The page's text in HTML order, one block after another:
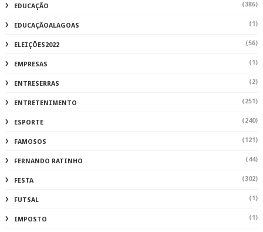
EDUCAÇÃO (386)
EDUCAÇÃOALAGOAS (1)
ELEIÇÕES2022 (56)
EMPRESAS (1)
ENTRESERRAS (2)
ENTRETENIMENTO (251)
ESPORTE (240)
FAMOSOS (121)
FERNANDO RATINHO (44)
FESTA (302)
FUTSAL (1)
IMPOSTO (1)